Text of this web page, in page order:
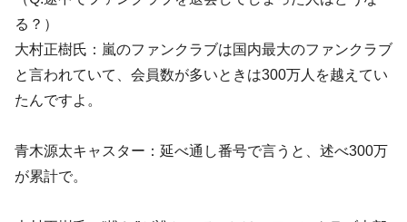
る？）
大村正樹氏：嵐のファンクラブは国内最大のファンクラブ
と言われていて、会員数が多いときは300万人を越えてい
たんですよ。
青木源太キャスター：延べ通し番号で言うと、述べ300万
が累計で。